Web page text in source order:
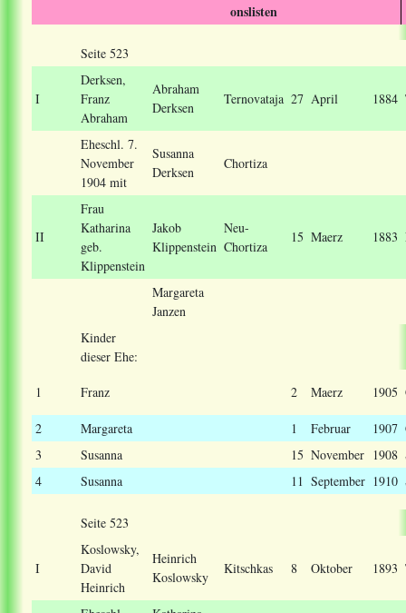
onslisten
Seite 523
I
Derksen,
Franz
Abraham
Abraham
Derksen
Ternovataja 27 April 1884
Eheschl. 7.
November
1904 mit
Susanna
Derksen
Chortiza
II
Frau
Katharina
geb.
Klippenstein
Jakob
Klippenstein
Neu-
Chortiza
15 Maerz 1883
Margareta
Janzen
Kinder
dieser Ehe:
1 Franz 2 Maerz 1905
2 Margareta 1 Februar 1907
3
Susanna 15 November 1908
4
Susanna 11 September 1910
Seite 523
I
Koslowsky,
David
Heinrich
Heinrich
Koslowsky
Kitschkas 8 Oktober 1893